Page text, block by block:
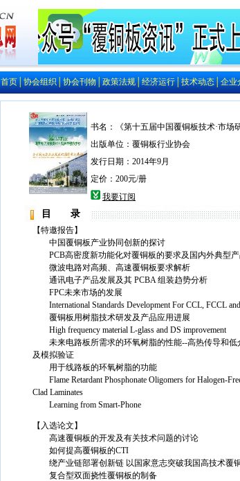
首页│协会组织│协会刊物│政策法规│经济运行│技术动态│企业
书名：《第十五届中国覆铜板技术·市场
出版单位：覆铜板行业协会
发行日期：2014年9月
定价：200元/册
我要订阅
目 录
【特邀报告】
中国覆铜板产业协同创新的探讨
PCB高密度新功能化对覆铜板的要求及国内外典型产
微波电路对高频、高速覆铜板要求解析
通讯电子产品发展及其 PCBA 组装趋势分析
FPC未来市场的发展
International Standards Development For CCL, FCCL
覆铜板用树脂技术研发及产品应用进展
High frequency material L-glass and DS improvement
未来电路板所需求的环氧树脂的性能--高热传导和低
及模拟验证
用于线路板的环氧树脂的功能
Flame Retardant Phosphonate Oligomers for Halogen-
Clad Laminates
Learning from Smart-Phone
【入选论文】
高速覆铜板的开发及有关技术问题的讨论
如何提高覆铜板的CTI
绕产业链部署创新链 以国家意志突破我国高技术覆
复合型双面挠性覆铜板的制备